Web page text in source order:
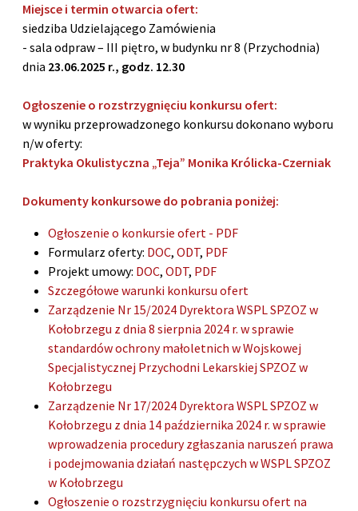
Miejsce i termin otwarcia ofert:
siedziba Udzielającego Zamówienia
- sala odpraw – III piętro, w budynku nr 8 (Przychodnia)
dnia 23.06.2025 r., godz. 12.30
Ogłoszenie o rozstrzygnięciu konkursu ofert:
w wyniku przeprowadzonego konkursu dokonano wyboru
n/w oferty:
Praktyka Okulistyczna „Teja” Monika Królicka-Czerniak
Dokumenty konkursowe do pobrania poniżej:
Ogłoszenie o konkursie ofert - PDF
Formularz oferty: DOC, ODT, PDF
Projekt umowy: DOC, ODT, PDF
Szczegółowe warunki konkursu ofert
Zarządzenie Nr 15/2024 Dyrektora WSPL SPZOZ w
Kołobrzegu z dnia 8 sierpnia 2024 r. w sprawie
standardów ochrony małoletnich w Wojskowej
Specjalistycznej Przychodni Lekarskiej SPZOZ w
Kołobrzegu
Zarządzenie Nr 17/2024 Dyrektora WSPL SPZOZ w
Kołobrzegu z dnia 14 października 2024 r. w sprawie
wprowadzenia procedury zgłaszania naruszeń prawa
i podejmowania działań następczych w WSPL SPZOZ
w Kołobrzegu
Ogłoszenie o rozstrzygnięciu konkursu ofert na